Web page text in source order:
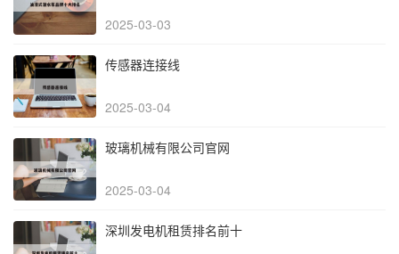
2025-03-03
传感器连接线
2025-03-04
玻璃机械有限公司官网
2025-03-04
深圳发电机租赁排名前十